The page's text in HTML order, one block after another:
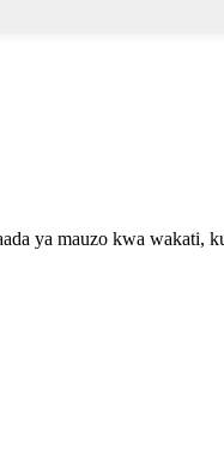
ya mauzo kwa wakati,